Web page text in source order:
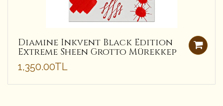
Diamine Inkvent Black Edition
Extreme Sheen Grotto Mürekkep
1,350.00TL